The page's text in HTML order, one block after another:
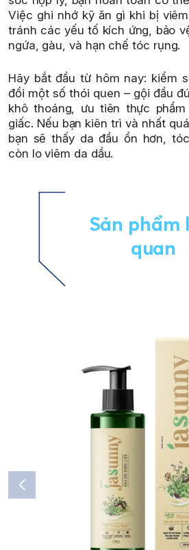
Việc ghi nhớ kỹ ăn gì khi bị
tránh các yếu tố kích ứng, bảo
ngứa, gàu, và hạn chế tóc rụng.
Hãy bắt đầu từ hôm nay: kiểm
đổi một số thói quen – gội đầu
khô thoáng, ưu tiên thực
giấc. Nếu bạn kiên trì và nhất
bạn sẽ thấy da đầu ổn hơn,
còn lo viêm da dầu.
Sản phẩm
quan